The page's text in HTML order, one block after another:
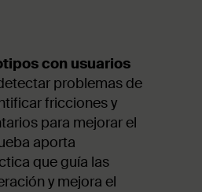
con usuarios
problemas de
fricciones y
para mejorar el
aporta
que guía las
y mejora el